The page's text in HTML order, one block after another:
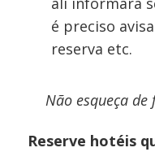
é preciso
reserva etc.
Não esqueça
Reserve hotéis